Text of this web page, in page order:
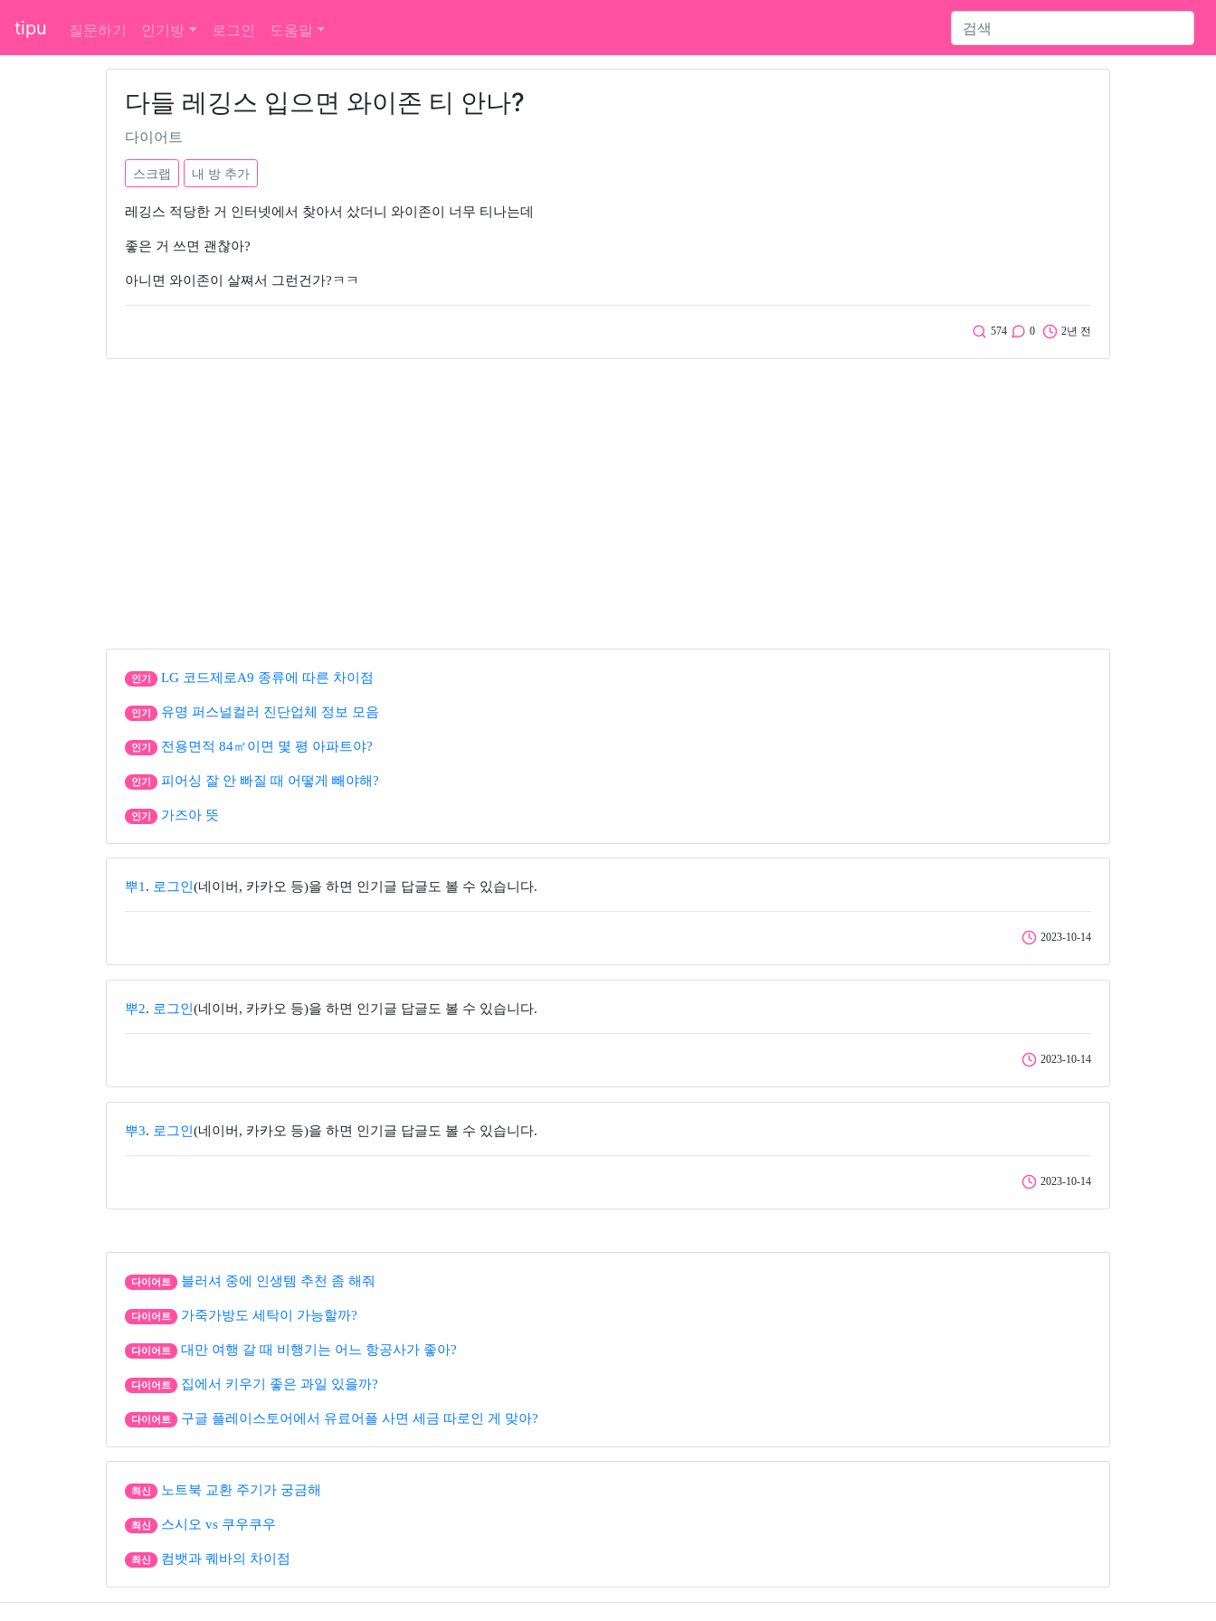
tipu 질문하기 인기방 로그인 도움말
다들 레깅스 입으면 와이존 티 안나?
다이어트
스크랩 내 방 추가
레깅스 적당한 거 인터넷에서 찾아서 샀더니 와이존이 너무 티나는데
좋은 거 쓰면 괜찮아?
아니면 와이존이 살쪄서 그런건가?ㅋㅋ
574 0 2년 전
인기 LG 코드제로A9 종류에 따른 차이점
인기 유명 퍼스널컬러 진단업체 정보 모음
인기 전용면적 84㎡이면 몇 평 아파트야?
인기 피어싱 잘 안 빠질 때 어떻게 빼야해?
인기 가즈아 뜻
뿌1 . 로그인 (네이버, 카카오 등)을 하면 인기글 답글도 볼 수 있습니다.
2023-10-14
뿌2. 로그인 (네이버, 카카오 등)을 하면 인기글 답글도 볼 수 있습니다.
2023-10-14
뿌3. 로그인 (네이버, 카카오 등)을 하면 인기글 답글도 볼 수 있습니다.
2023-10-14
다이어트 블러셔 중에 인생템 추천 좀 해줘
다이어트 가죽가방도 세탁이 가능할까?
다이어트 대만 여행 갈 때 비행기는 어느 항공사가 좋아?
다이어트 집에서 키우기 좋은 과일 있을까?
다이어트 구글 플레이스토어에서 유료어플 사면 세금 따로인 게 맞아?
최신 노트북 교환 주기가 궁금해
최신 스시오 vs 쿠우쿠우
최신 컴뱃과 퀘바의 차이점